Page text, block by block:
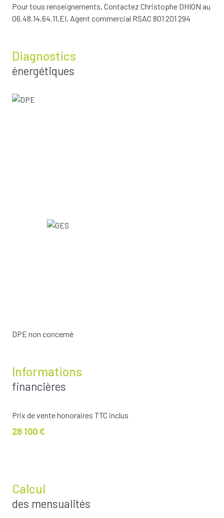
Pour tous renseignements, Contactez Christophe DHION au
06.48.14.64.11,EI, Agent commercial RSAC 801 201 294
Diagnostics
énergétiques
DPE non concerné
Informations
financières
Prix de vente honoraires TTC inclus
28 100 €
Calcul
des mensualités